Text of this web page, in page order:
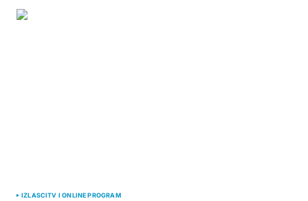
IZLASCITV I ONLINE PROGRAM